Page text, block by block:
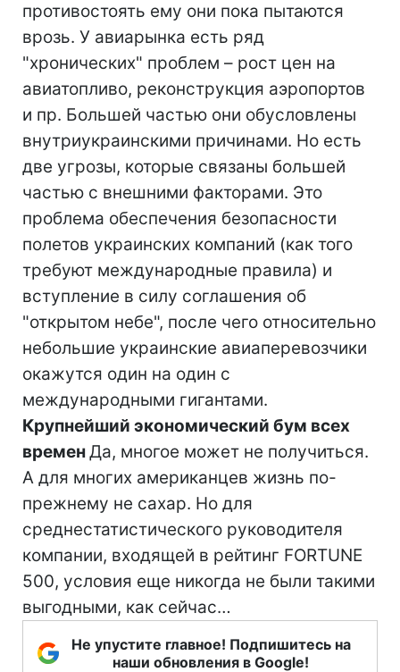
противостоять ему они пока пытаются
врозь. У авиарынка есть ряд
"хронических" проблем – рост цен на
авиатопливо, реконструкция аэропортов
и пр. Большей частью они обусловлены
внутриукраинскими причинами. Но есть
две угрозы, которые связаны большей
частью с внешними факторами. Это
проблема обеспечения безопасности
полетов украинских компаний (как того
требуют международные правила) и
вступление в силу соглашения об
"открытом небе", после чего относительно
небольшие украинские авиаперевозчики
окажутся один на один с
международными гигантами.
Крупнейший экономический бум всех
временДа, многое может не получиться.
А для многих американцев жизнь по-
прежнему не сахар. Но для
среднестатистического руководителя
компании, входящей в рейтинг FORTUNE
500, условия еще никогда не были такими
выгодными, как сейчас…
Не упустите главное! Подпишитесь на
наши обновления в Google!